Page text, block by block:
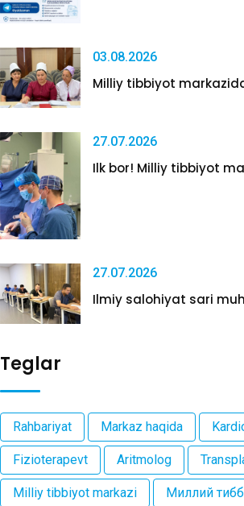
03.08.2026
Milliy tibbiyot
27.07.2026
Ilk bor! Milliy tibbiyot
27.07.2026
Ilmiy salohiyat sari
Teglar
Rahbariyat Markaz haqida
Fizioterapevt Aritmolog
Milliy tibbiyot markazi Миллий